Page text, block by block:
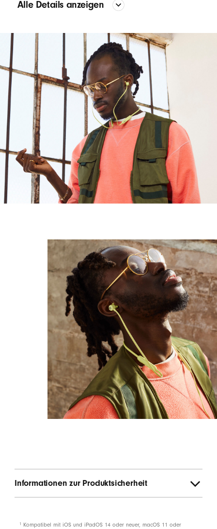
Alle Details anzeigen
Sound
Die spezielle Akustikarchitektur bietet exakten Bass
und Präzision über den gesamten Frequenzgang
Die zweiteilige Konfiguration erzeugt eine klare
Trennung zwischen Mitten und Höhen, während die
flexible äußere Membran für satte Bässe sorgt
Design
In-Ear Kopfhörer
Magnetische In-Ear Kopfhörer mit automatischer
Wiedergabe/Pause
1
Das Flex-Form Kabel bietet ganztägigen Tragekomfort
durch eine robuste Nitinol-Konstruktion, während vier
Höhe: 16 mm/1,6 cm
Gewicht: 18,6 g
Konnektivität
Bluetooth®
der Klasse 1 mit größerer Reichweite und
weniger Aussetzern dank des Apple W1 Chip4– für
eine nahtlose Einrichtung und flexibles Wechseln
zwischen deinen Geräten
Kabelloses Teilen von Audio wie Songs, Podcasts
und Filmen mit den Beats Flex und anderen
Beats Kopfhörern
oder AirPods per Audiofreigabe
Mit der App „Wo ist?“ auf deinem iOS Gerät kannst
du deine Beats Flex5,6über einen Signalton oder auf
einer Karte orten, wenn du sie verloren hast
Bis zu 12 Std. Wiedergabe3
Bei niedrigem Batterieladestand genügen 10 Minuten
Aufladen mit Fast Fuel für bis zu 1,5 Stunden
USB-C Ladeanschluss (enthalten)
Informationen zur Produktsicherheit
1
Kompatibel mit iOS und iPadOS 14 oder neuer, macOS 11 oder